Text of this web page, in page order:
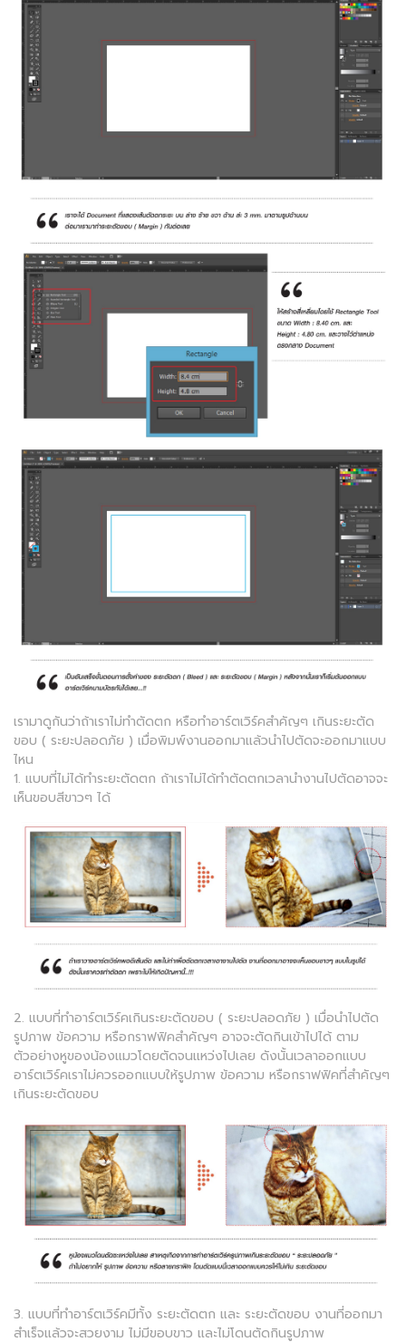
เรามาดูกันว่าถ้าเราไม่ทำตัดตก หรือทำอาร์ตเวิร์คสำคัญๆ เกินระยะตัด
ขอบ ( ระยะปลอดภัย ) เมื่อพิมพ์งานออกมาแล้วนำไปตัดจะออกมาแบบ
ไหน
1. แบบที่ไม่ได้ทำระยะตัดตก ถ้าเราไม่ได้ทำตัดตกเวลานำงานไปตัดอาจจะ
เห็นขอบสีขาวๆ ได้
2. แบบที่ทำอาร์ตเวิร์คเกินระยะตัดขอบ ( ระยะปลอดภัย ) เมื่อนำไปตัด
รูปภาพ ข้อความ หรือกราฟฟิคสำคัญๆ อาจจะตัดกินเข้าไปได้ ตาม
ตัวอย่างหูของน้องแมวโดยตัดจนแหว่งไปเลย ดังนั้นเวลาออกแบบ
อาร์ตเวิร์คเราไม่ควรออกแบบให้รูปภาพ ข้อความ หรือกราฟฟิคที่สำคัญๆ
เกินระยะตัดขอบ
3. แบบที่ทำอาร์ตเวิร์คมีทั้ง ระยะตัดตก และ ระยะตัดขอบ งานที่ออกมา
สำเร็จแล้วจะสวยงาม ไม่มีขอบขาว และไม่โดนตัดกินรูปภาพ